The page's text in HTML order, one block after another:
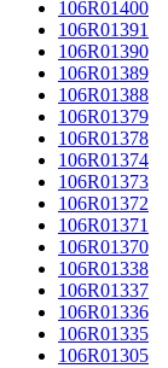
106R01400
106R01391
106R01390
106R01389
106R01388
106R01379
106R01378
106R01374
106R01373
106R01372
106R01371
106R01370
106R01338
106R01337
106R01336
106R01335
106R01305